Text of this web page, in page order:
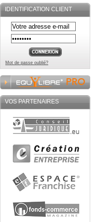
IDENTIFICATION CLIENT
Mot de passe oublié?
VOS PARTENAIRES